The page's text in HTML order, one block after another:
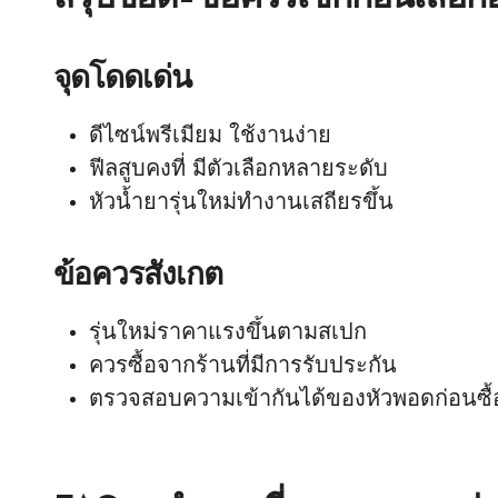
จุดโดดเด่น
ดีไซน์พรีเมียม ใช้งานง่าย
ฟีลสูบคงที่ มีตัวเลือกหลายระดับ
หัวน้ำยารุ่นใหม่ทำงานเสถียรขึ้น
ข้อควรสังเกต
รุ่นใหม่ราคาแรงขึ้นตามสเปก
ควรซื้อจากร้านที่มีการรับประกัน
ตรวจสอบความเข้ากันได้ของหัวพอดก่อนซื้